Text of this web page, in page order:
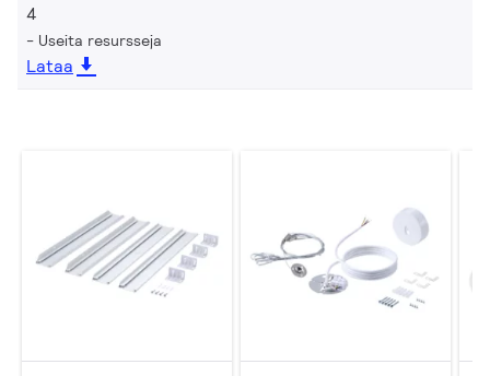
4
Useita resursseja
Lataa